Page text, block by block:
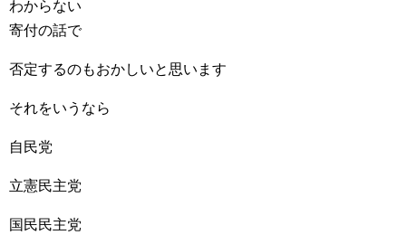
わからない
寄付の話で
否定するのもおかしいと思います
それをいうなら
自民党
立憲民主党
国民民主党